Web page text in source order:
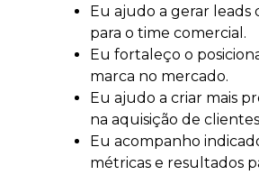
Eu ajudo a gerar leads
para o time comercial.
Eu fortaleço o
marca no mercado.
Eu ajudo a criar mais
na aquisição de
Eu acompanho
métricas e resultados